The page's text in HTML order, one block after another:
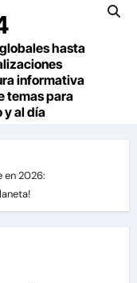
hasta
informativa
temas para
y al día
en 2026: